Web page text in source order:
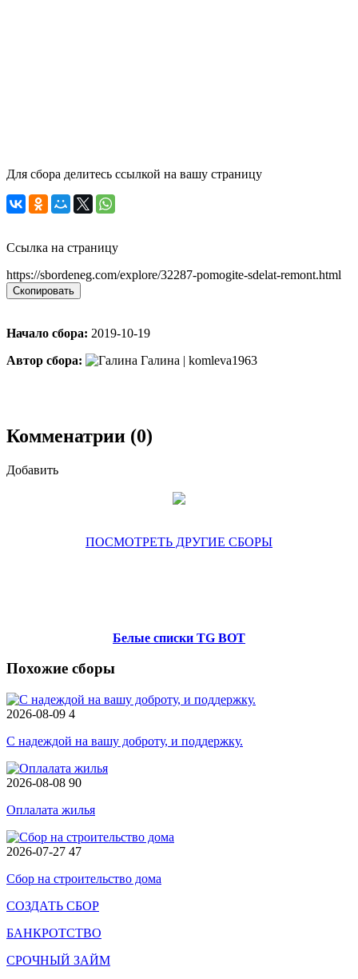
Для сбора делитесь ссылкой на вашу страницу
Ссылка на страницу
https://sbordeneg.com/explore/32287-pomogite-sdelat-remont.html
Скопировать
Начало сбора: 2019-10-19
Автор сбора:
Галина | komleva1963
Комменатрии (0)
Добавить
ПОСМОТРЕТЬ ДРУГИЕ СБОРЫ
Белые списки TG BOT
Похожие сборы
2026-08-09 4
С надеждой на вашу доброту, и поддержку.
2026-08-08 90
Оплалата жилья
2026-07-27 47
Сбор на строительство дома
СОЗДАТЬ СБОР
БАНКРОТСТВО
СРОЧНЫЙ ЗАЙМ